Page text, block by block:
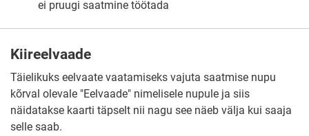
ei pruugi saatmine töötada
Kiireelvaade
Täielikuks eelvaate vaatamiseks vajuta saatmise nupu
kõrval olevale "Eelvaade" nimelisele nupule ja siis
näidatakse kaarti täpselt nii nagu see näeb välja kui saaja
selle saab.